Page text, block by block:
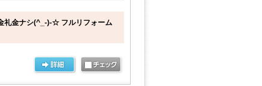
金ナシ(^_-)-☆ フルリフォーム